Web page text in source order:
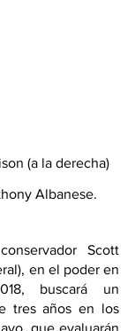
(a la derecha)
Albanese.
Scott
en el poder en
buscará un
tres años en los